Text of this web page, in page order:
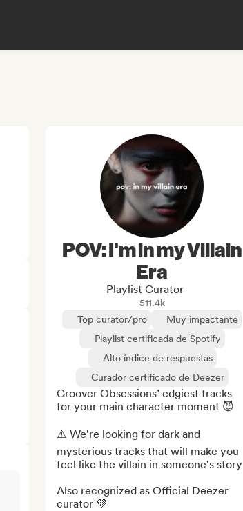
POV: I'm in my Villain
Era
Playlist Curator
511.4k
Top curator/pro
Muy impactante
Playlist certificada de Spotify
Alto índice de respuestas
Curador certificado de Deezer
Groover Obsessions’ edgiest tracks
for your main character moment 😈
⚠️ We're looking for dark and
mysterious tracks that will make you
feel like the villain in someone's story
Also recognized as Official Deezer
curator 💜